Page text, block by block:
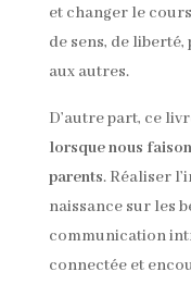
et changer le
de sens, de
aux autres.
D’autre part, ce
lorsque nous
parents. Réaliser
naissance sur les
communication
connectée et